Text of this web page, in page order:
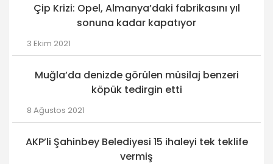
Çip Krizi: Opel, Almanya’daki fabrikasını yıl
sonuna kadar kapatıyor
3 Ekim 2021
Muğla’da denizde görülen müsilaj benzeri
köpük tedirgin etti
8 Ağustos 2021
AKP’li Şahinbey Belediyesi 15 ihaleyi tek teklife
vermiş